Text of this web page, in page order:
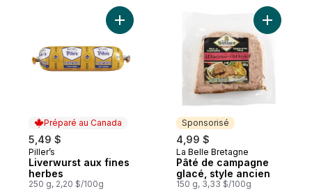
Préparé au Canada
5,49 $
Préparé au Canada
Piller’s
Liverwurst aux fines
herbes
250 g, 2,20 $/100g
Ajouter Liverwurst aux fines herbes au
Sponsorisé
4,99 $
Sponsorisé
La Belle Bretagne
Pâté de campagne
glacé, style ancien
150 g, 3,33 $/100g
Ajouter